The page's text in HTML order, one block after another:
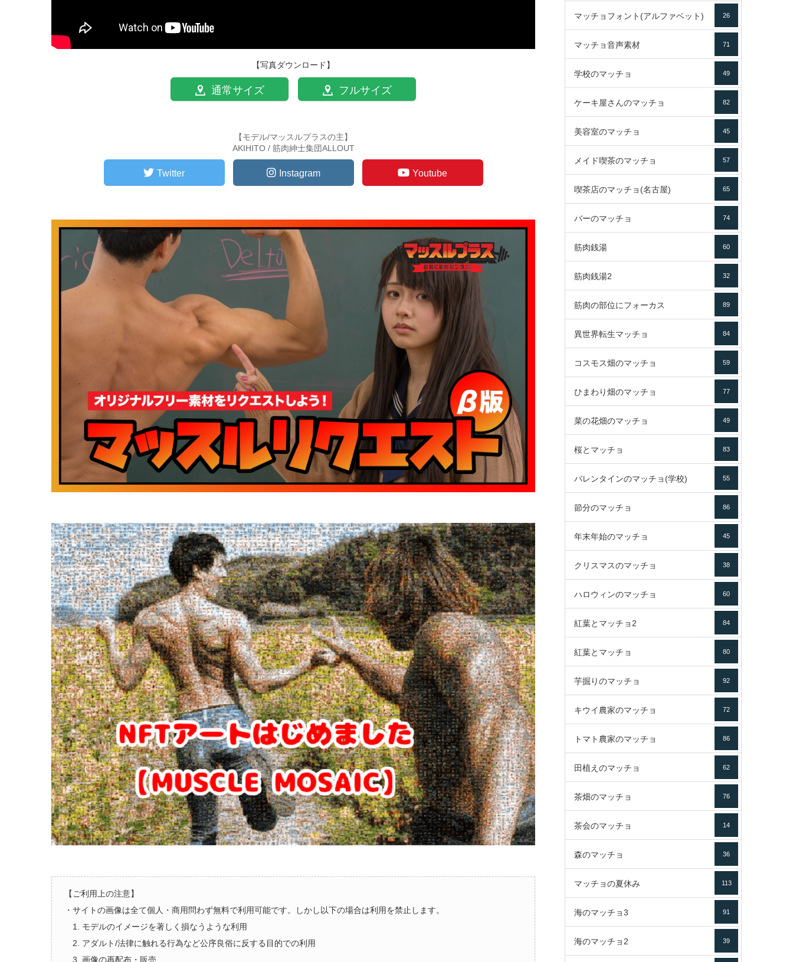
【写真ダウンロード】
通常サイズ フルサイズ
【モデル/マッスルプラスの主】
AKIHITO / 筋肉紳士集団ALLOUT
Twitter Instagram Youtube
【ご利用上の注意】
・サイトの画像は全て個人・商用問わず無料で利用可能です。しかし以下の場合は利用を禁止します。
1. モデルのイメージを著しく損なうような利用
2. アダルト/法律に触れる行為など公序良俗に反する目的での利用
3. 画像の再配布・販売
マッチョフォント(アルファベット) 26
マッチョ音声素材 71
学校のマッチョ 49
ケーキ屋さんのマッチョ 82
美容室のマッチョ 45
メイド喫茶のマッチョ 57
喫茶店のマッチョ(名古屋) 65
バーのマッチョ 74
筋肉銭湯 60
筋肉銭湯2 32
筋肉の部位にフォーカス 89
異世界転生マッチョ 84
コスモス畑のマッチョ 59
ひまわり畑のマッチョ 77
菜の花畑のマッチョ 49
桜とマッチョ 83
バレンタインのマッチョ(学校) 55
節分のマッチョ 86
年末年始のマッチョ 45
クリスマスのマッチョ 38
ハロウィンのマッチョ 60
紅葉とマッチョ2 84
紅葉とマッチョ 80
芋掘りのマッチョ 92
キウイ農家のマッチョ 72
トマト農家のマッチョ 86
田植えのマッチョ 62
茶畑のマッチョ 76
茶会のマッチョ 14
森のマッチョ 36
マッチョの夏休み 113
海のマッチョ3 91
海のマッチョ2 39